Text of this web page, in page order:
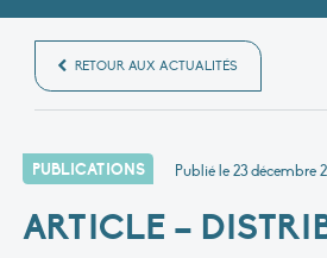
RETOUR AUX ACTUALITÉS
PUBLICATIONS Publié le23 décembre
ARTICLE –